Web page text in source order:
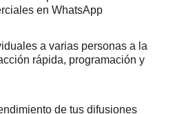
a varias personas a la
rápida, programación y